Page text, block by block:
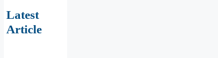
Latest
Article